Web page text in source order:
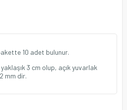
10 adet bulunur.
3 cm olup, açık yuvarlak
mm dir.